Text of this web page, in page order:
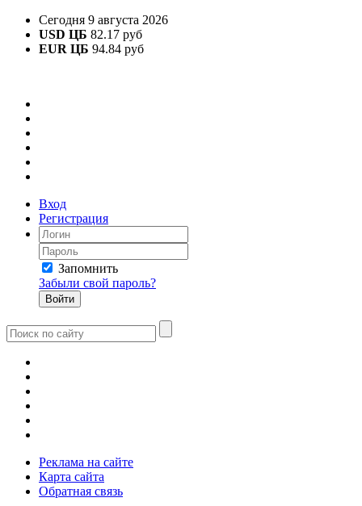
Сегодня 9 августа 2026
USD ЦБ 82.17 руб
EUR ЦБ 94.84 руб
Вход
Регистрация
Запомнить
Забыли свой пароль?
Реклама на сайте
Карта сайта
Обратная связь